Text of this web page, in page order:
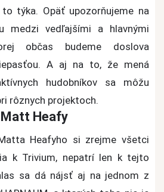
to týka. Opäť upozorňujeme na
medzi vedľajšími a hlavnými
občas budeme doslova
A aj na to, že mená
hudobníkov sa môžu
rôznych projektoch.
Heafy
Heafyho si zrejme všetci
k Trivium, nepatrí len k tejto
sa dá nájsť aj na jednom z